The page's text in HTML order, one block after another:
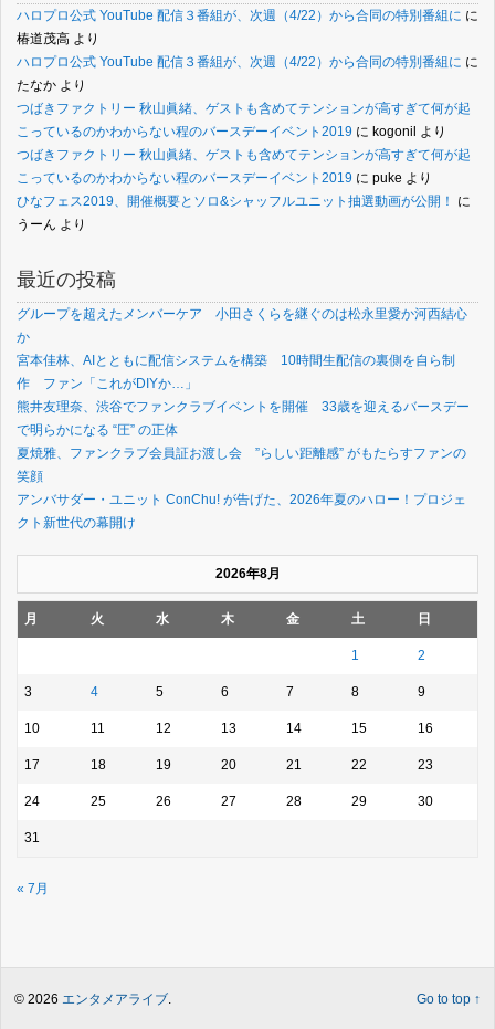
ハロプロ公式 YouTube 配信３番組が、次週（4/22）から合同の特別番組に に
椿道茂高 より
ハロプロ公式 YouTube 配信３番組が、次週（4/22）から合同の特別番組に に
たなか より
つばきファクトリー 秋山眞緒、ゲストも含めてテンションが高すぎて何が起
こっているのかわからない程のバースデーイベント2019 に kogonil より
つばきファクトリー 秋山眞緒、ゲストも含めてテンションが高すぎて何が起
こっているのかわからない程のバースデーイベント2019 に puke より
ひなフェス2019、開催概要とソロ&シャッフルユニット抽選動画が公開！
に
うーん より
最近の投稿
グループを超えたメンバーケア 小田さくらを継ぐのは松永里愛か河西結心
か
宮本佳林、AIとともに配信システムを構築 10時間生配信の裏側を自ら制
作 ファン「これがDIYか…」
熊井友理奈、渋谷でファンクラブイベントを開催 33歳を迎えるバースデー
で明らかになる “圧” の正体
夏焼雅、ファンクラブ会員証お渡し会 ”らしい距離感” がもたらすファンの
笑顔
アンバサダー・ユニット ConChu! が告げた、2026年夏のハロー！プロジェ
クト新世代の幕開け
2026年8月
月 火 水 木 金 土 日
1 2
3 4 5 6 7 8 9
10 11 12 13 14 15 16
17 18 19 20 21 22 23
24 25 26 27 28 29 30
31
« 7月
Go to top ↑
© 2026 エンタメアライブ.